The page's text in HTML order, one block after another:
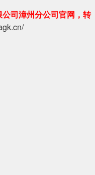
司漳州分公司官网，转